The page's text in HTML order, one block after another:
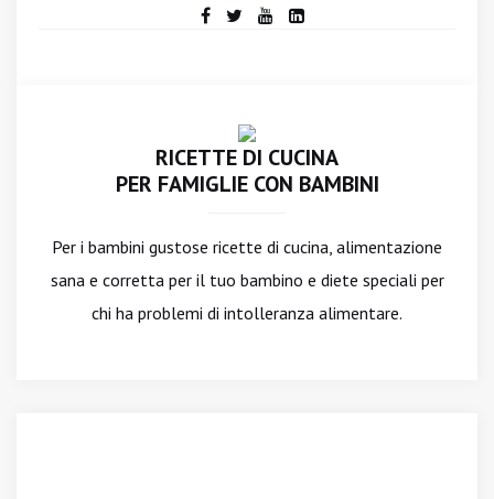
RICETTE DI CUCINA
PER FAMIGLIE CON BAMBINI
Per i bambini gustose ricette di cucina, alimentazione
sana e corretta per il tuo bambino e diete speciali per
chi ha problemi di intolleranza alimentare.